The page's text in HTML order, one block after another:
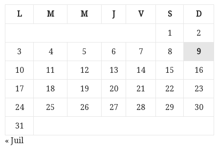
L M M J V S D
1
2
3
4 5 6 7 8
9
10
11 12 13 14 15
16
17
18 19 20 21 22
23
24
25 26 27 28 29
30
31
« Juil